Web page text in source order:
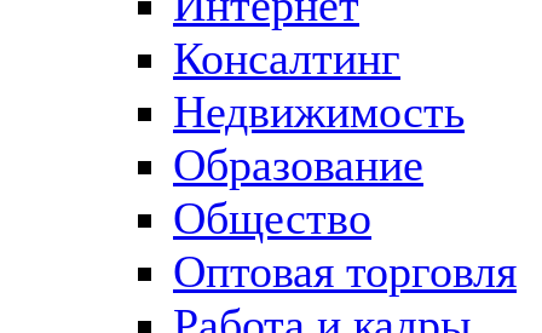
Консалтинг
Недвижимость
Образование
Общество
Оптовая торговля